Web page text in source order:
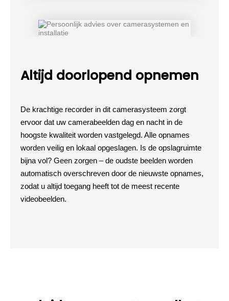
Altijd doorlopend opnemen
De krachtige recorder in dit camerasysteem zorgt
ervoor dat uw camerabeelden dag en nacht in de
hoogste kwaliteit worden vastgelegd. Alle opnames
worden veilig en lokaal opgeslagen. Is de opslagruimte
bijna vol? Geen zorgen – de oudste beelden worden
automatisch overschreven door de nieuwste opnames,
zodat u altijd toegang heeft tot de meest recente
videobeelden.